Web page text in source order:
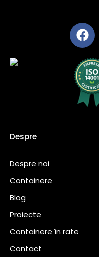
Despre
Despre noi
Containere
Blog
Proiecte
Containere în rate
Contact